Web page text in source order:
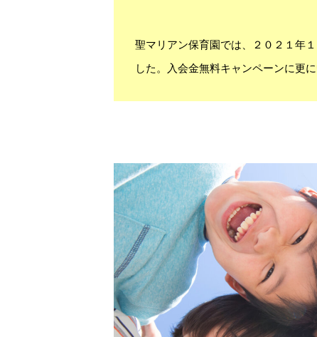
聖マリアン保育園では、２０２１年
した。入会金無料キャンペーンに更